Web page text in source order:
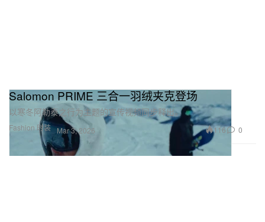
Fashion 时装
Salomon PRIME 三合一羽绒夹克登场
以寒冬阿勒泰之行为主题的宣传视频同步释出。
Mar 3, 2026 116 0